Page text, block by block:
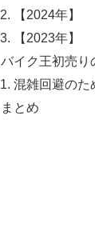
【2024年】
【2023年】
バイク王初売り
混雑回避のた
まとめ